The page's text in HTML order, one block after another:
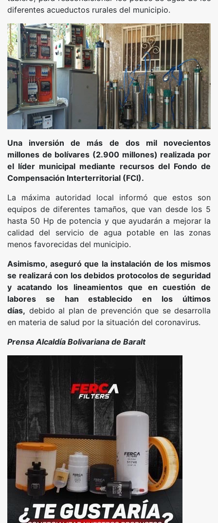
diferentes acueductos rurales del municipio.
Una inversión de más de dos mil novecientos
millones de bolívares (2.900 millones) realizada por
el líder municipal mediante recursos del Fondo de
Compensación Interterritorial (FCI).
La máxima autoridad local informó que estos son
equipos de diferentes tamaños, que van desde los 5
hasta 50 Hp de potencia y que ayudarán a mejorar la
calidad del servicio de agua potable en las zonas
menos favorecidas del municipio.
Asimismo, aseguró que la instalación de los mismos
se realizará con los debidos protocolos de seguridad
y acatando los lineamientos que en cuestión de
labores se han establecido en los últimos
días, debido al plan de prevención que se desarrolla
en materia de salud por la situación del coronavirus.
Prensa Alcaldía Bolivariana de Baralt